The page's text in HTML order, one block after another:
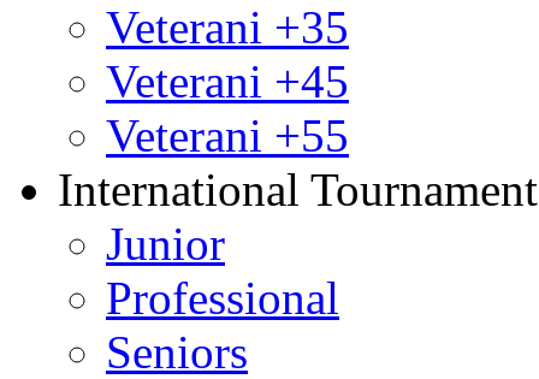
Veterani +35
Veterani +45
Veterani +55
International
Junior
Professional
Seniors